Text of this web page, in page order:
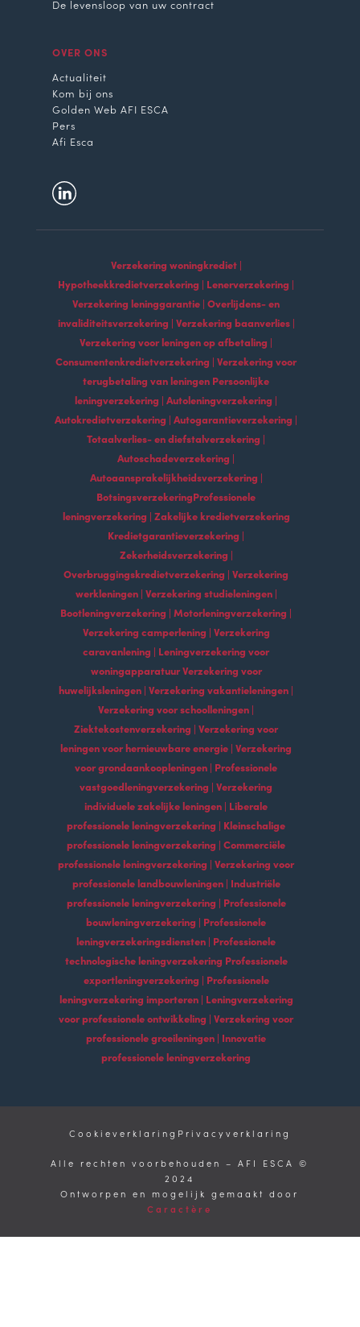
De levensloop van uw contract
OVER ONS
Actualiteit
Kom bij ons
Golden Web AFI ESCA
Pers
Afi Esca
Verzekering woningkrediet |
Hypotheekkredietverzekering | Lenerverzekering |
Verzekering leninggarantie | Overlijdens- en
invaliditeitsverzekering | Verzekering baanverlies |
Verzekering voor leningen op afbetaling |
Consumentenkredietverzekering | Verzekering voor
terugbetaling van leningen Persoonlijke
leningverzekering | Autoleningverzekering |
Autokredietverzekering | Autogarantieverzekering |
Totaalverlies- en diefstalverzekering |
Autoschadeverzekering |
Autoaansprakelijkheidsverzekering |
BotsingsverzekeringProfessionele
leningverzekering | Zakelijke kredietverzekering
Kredietgarantieverzekering |
Zekerheidsverzekering |
Overbruggingskredietverzekering | Verzekering
werkleningen | Verzekering studieleningen |
Bootleningverzekering | Motorleningverzekering |
Verzekering camperlening | Verzekering
caravanlening | Leningverzekering voor
woningapparatuur Verzekering voor
huwelijksleningen | Verzekering vakantieleningen |
Verzekering voor schoolleningen |
Ziektekostenverzekering | Verzekering voor
leningen voor hernieuwbare energie | Verzekering
voor grondaankoopleningen | Professionele
vastgoedleningverzekering | Verzekering
individuele zakelijke leningen | Liberale
professionele leningverzekering | Kleinschalige
professionele leningverzekering | Commerciële
professionele leningverzekering | Verzekering voor
professionele landbouwleningen | Industriële
professionele leningverzekering | Professionele
bouwleningverzekering | Professionele
leningverzekeringsdiensten | Professionele
technologische leningverzekering Professionele
exportleningverzekering | Professionele
leningverzekering importeren | Leningverzekering
voor professionele ontwikkeling | Verzekering voor
professionele groeileningen | Innovatie
professionele leningverzekering
Cookieverklaring Privacyverklaring
Alle rechten voorbehouden – AFI ESCA ©
2024
Ontworpen en mogelijk gemaakt door
Caractère